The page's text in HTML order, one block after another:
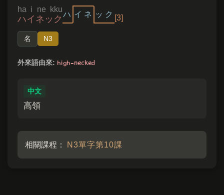
ha i ne kku
ハイネック ハ イ ネ ッ ク [3]
名 N3
外來語由來: high-necked
中文
高領
相關課程： N3單字第10課